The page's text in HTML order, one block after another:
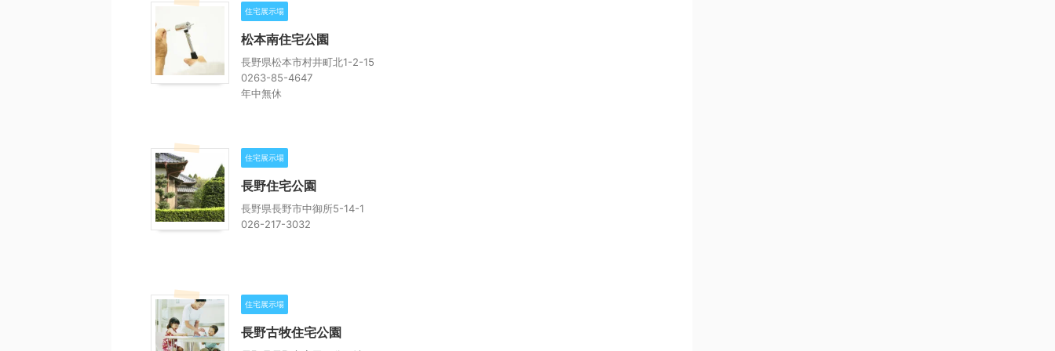
住宅展示場
松本南住宅公園
長野県松本市村井町北1-2-15
0263-85-4647
年中無休
住宅展示場
長野住宅公園
長野県長野市中御所5-14-1
026-217-3032
住宅展示場
長野古牧住宅公園